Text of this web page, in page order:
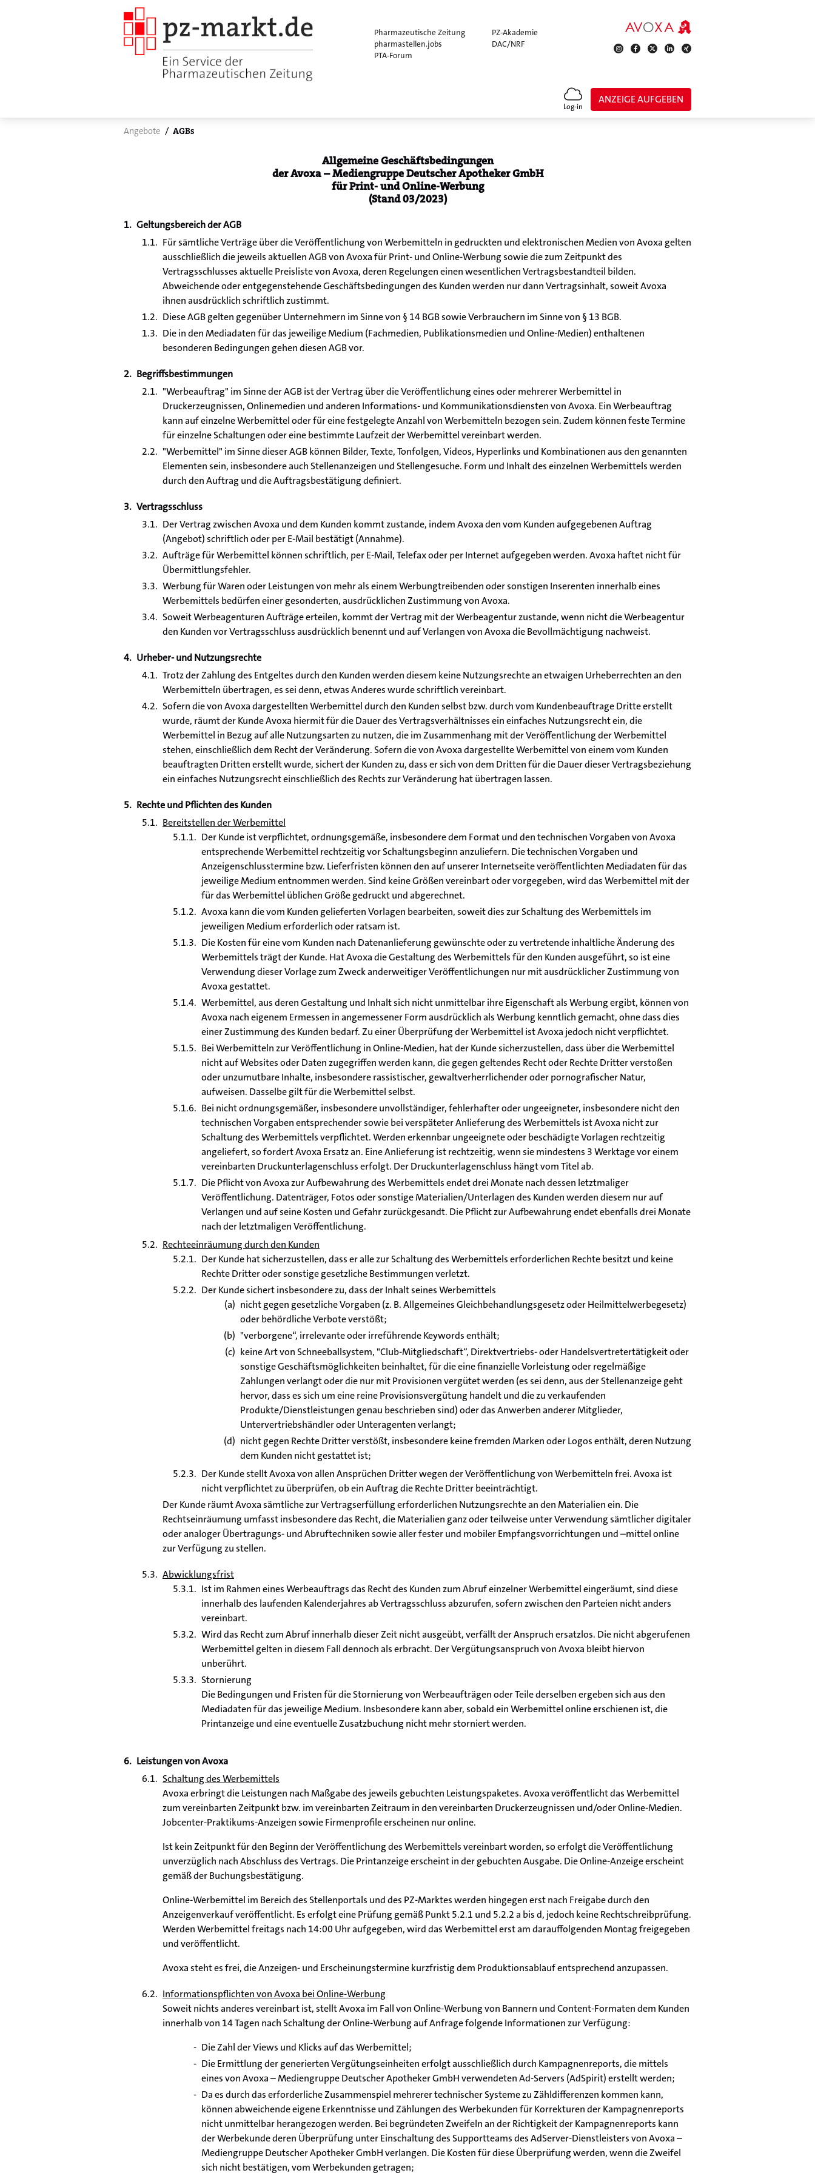
Pharmazeutische Zeitung
pharmastellen.jobs
PTA-Forum
PZ-Akademie
DAC/NRF
Log-in
ANZEIGE AUFGEBEN
Angebote AGBs
Allgemeine Geschäftsbedingungen
der Avoxa – Mediengruppe Deutscher Apotheker GmbH
für Print- und Online-Werbung
(Stand 03/2023)
Geltungsbereich der AGB
Für sämtliche Verträge über die Veröffentlichung von Werbemitteln in gedruckten und elektronischen Medien von Avoxa gelten
ausschließlich die jeweils aktuellen AGB von Avoxa für Print- und Online-Werbung sowie die zum Zeitpunkt des
Vertragsschlusses aktuelle Preisliste von Avoxa, deren Regelungen einen wesentlichen Vertragsbestandteil bilden.
Abweichende oder entgegenstehende Geschäftsbedingungen des Kunden werden nur dann Vertragsinhalt, soweit Avoxa
ihnen ausdrücklich schriftlich zustimmt.
Diese AGB gelten gegenüber Unternehmern im Sinne von § 14 BGB sowie Verbrauchern im Sinne von § 13 BGB.
Die in den Mediadaten für das jeweilige Medium (Fachmedien, Publikationsmedien und Online-Medien) enthaltenen
besonderen Bedingungen gehen diesen AGB vor.
Begriffsbestimmungen
"Werbeauftrag" im Sinne der AGB ist der Vertrag über die Veröffentlichung eines oder mehrerer Werbemittel in
Druckerzeugnissen, Onlinemedien und anderen Informations- und Kommunikationsdiensten von Avoxa. Ein Werbeauftrag
kann auf einzelne Werbemittel oder für eine festgelegte Anzahl von Werbemitteln bezogen sein. Zudem können feste Termine
für einzelne Schaltungen oder eine bestimmte Laufzeit der Werbemittel vereinbart werden.
"Werbemittel" im Sinne dieser AGB können Bilder, Texte, Tonfolgen, Videos, Hyperlinks und Kombinationen aus den genannten
Elementen sein, insbesondere auch Stellenanzeigen und Stellengesuche. Form und Inhalt des einzelnen Werbemittels werden
durch den Auftrag und die Auftragsbestätigung definiert.
Vertragsschluss
Der Vertrag zwischen Avoxa und dem Kunden kommt zustande, indem Avoxa den vom Kunden aufgegebenen Auftrag
(Angebot) schriftlich oder per E-Mail bestätigt (Annahme).
Aufträge für Werbemittel können schriftlich, per E-Mail, Telefax oder per Internet aufgegeben werden. Avoxa haftet nicht für
Übermittlungsfehler.
Werbung für Waren oder Leistungen von mehr als einem Werbungtreibenden oder sonstigen Inserenten innerhalb eines
Werbemittels bedürfen einer gesonderten, ausdrücklichen Zustimmung von Avoxa.
Soweit Werbeagenturen Aufträge erteilen, kommt der Vertrag mit der Werbeagentur zustande, wenn nicht die Werbeagentur
den Kunden vor Vertragsschluss ausdrücklich benennt und auf Verlangen von Avoxa die Bevollmächtigung nachweist.
Urheber- und Nutzungsrechte
Trotz der Zahlung des Entgeltes durch den Kunden werden diesem keine Nutzungsrechte an etwaigen Urheberrechten an den
Werbemitteln übertragen, es sei denn, etwas Anderes wurde schriftlich vereinbart.
Sofern die von Avoxa dargestellten Werbemittel durch den Kunden selbst bzw. durch vom Kundenbeauftrage Dritte erstellt
wurde, räumt der Kunde Avoxa hiermit für die Dauer des Vertragsverhältnisses ein einfaches Nutzungsrecht ein, die
Werbemittel in Bezug auf alle Nutzungsarten zu nutzen, die im Zusammenhang mit der Veröffentlichung der Werbemittel
stehen, einschließlich dem Recht der Veränderung. Sofern die von Avoxa dargestellte Werbemittel von einem vom Kunden
beauftragten Dritten erstellt wurde, sichert der Kunden zu, dass er sich von dem Dritten für die Dauer dieser Vertragsbeziehung
ein einfaches Nutzungsrecht einschließlich des Rechts zur Veränderung hat übertragen lassen.
Rechte und Pflichten des Kunden
Bereitstellen der Werbemittel
Der Kunde ist verpflichtet, ordnungsgemäße, insbesondere dem Format und den technischen Vorgaben von Avoxa
entsprechende Werbemittel rechtzeitig vor Schaltungsbeginn anzuliefern. Die technischen Vorgaben und
Anzeigenschlusstermine bzw. Lieferfristen können den auf unserer Internetseite veröffentlichten Mediadaten für das
jeweilige Medium entnommen werden. Sind keine Größen vereinbart oder vorgegeben, wird das Werbemittel mit der
für das Werbemittel üblichen Größe gedruckt und abgerechnet.
Avoxa kann die vom Kunden gelieferten Vorlagen bearbeiten, soweit dies zur Schaltung des Werbemittels im
jeweiligen Medium erforderlich oder ratsam ist.
Die Kosten für eine vom Kunden nach Datenanlieferung gewünschte oder zu vertretende inhaltliche Änderung des
Werbemittels trägt der Kunde. Hat Avoxa die Gestaltung des Werbemittels für den Kunden ausgeführt, so ist eine
Verwendung dieser Vorlage zum Zweck anderweitiger Veröffentlichungen nur mit ausdrücklicher Zustimmung von
Avoxa gestattet.
Werbemittel, aus deren Gestaltung und Inhalt sich nicht unmittelbar ihre Eigenschaft als Werbung ergibt, können von
Avoxa nach eigenem Ermessen in angemessener Form ausdrücklich als Werbung kenntlich gemacht, ohne dass dies
einer Zustimmung des Kunden bedarf. Zu einer Überprüfung der Werbemittel ist Avoxa jedoch nicht verpflichtet.
Bei Werbemitteln zur Veröffentlichung in Online-Medien, hat der Kunde sicherzustellen, dass über die Werbemittel
nicht auf Websites oder Daten zugegriffen werden kann, die gegen geltendes Recht oder Rechte Dritter verstoßen
oder unzumutbare Inhalte, insbesondere rassistischer, gewaltverherrlichender oder pornografischer Natur,
aufweisen. Dasselbe gilt für die Werbemittel selbst.
Bei nicht ordnungsgemäßer, insbesondere unvollständiger, fehlerhafter oder ungeeigneter, insbesondere nicht den
technischen Vorgaben entsprechender sowie bei verspäteter Anlieferung des Werbemittels ist Avoxa nicht zur
Schaltung des Werbemittels verpflichtet. Werden erkennbar ungeeignete oder beschädigte Vorlagen rechtzeitig
angeliefert, so fordert Avoxa Ersatz an. Eine Anlieferung ist rechtzeitig, wenn sie mindestens 3 Werktage vor einem
vereinbarten Druckunterlagenschluss erfolgt. Der Druckunterlagenschluss hängt vom Titel ab.
Die Pflicht von Avoxa zur Aufbewahrung des Werbemittels endet drei Monate nach dessen letztmaliger
Veröffentlichung. Datenträger, Fotos oder sonstige Materialien/Unterlagen des Kunden werden diesem nur auf
Verlangen und auf seine Kosten und Gefahr zurückgesandt. Die Pflicht zur Aufbewahrung endet ebenfalls drei Monate
nach der letztmaligen Veröffentlichung.
Rechteeinräumung durch den Kunden
Der Kunde hat sicherzustellen, dass er alle zur Schaltung des Werbemittels erforderlichen Rechte besitzt und keine
Rechte Dritter oder sonstige gesetzliche Bestimmungen verletzt.
Der Kunde sichert insbesondere zu, dass der Inhalt seines Werbemittels
nicht gegen gesetzliche Vorgaben (z. B. Allgemeines Gleichbehandlungsgesetz oder Heilmittelwerbegesetz)
oder behördliche Verbote verstößt;
"verborgene“, irrelevante oder irreführende Keywords enthält;
keine Art von Schneeballsystem, "Club-Mitgliedschaft“, Direktvertriebs- oder Handelsvertretertätigkeit oder
sonstige Geschäftsmöglichkeiten beinhaltet, für die eine finanzielle Vorleistung oder regelmäßige
Zahlungen verlangt oder die nur mit Provisionen vergütet werden (es sei denn, aus der Stellenanzeige geht
hervor, dass es sich um eine reine Provisionsvergütung handelt und die zu verkaufenden
Produkte/Dienstleistungen genau beschrieben sind) oder das Anwerben anderer Mitglieder,
Untervertriebshändler oder Unteragenten verlangt;
nicht gegen Rechte Dritter verstößt, insbesondere keine fremden Marken oder Logos enthält, deren Nutzung
dem Kunden nicht gestattet ist;
Der Kunde stellt Avoxa von allen Ansprüchen Dritter wegen der Veröffentlichung von Werbemitteln frei. Avoxa ist
nicht verpflichtet zu überprüfen, ob ein Auftrag die Rechte Dritter beeinträchtigt.
Der Kunde räumt Avoxa sämtliche zur Vertragserfüllung erforderlichen Nutzungsrechte an den Materialien ein. Die
Rechtseinräumung umfasst insbesondere das Recht, die Materialien ganz oder teilweise unter Verwendung sämtlicher digitaler
oder analoger Übertragungs- und Abruftechniken sowie aller fester und mobiler Empfangsvorrichtungen und –mittel online
zur Verfügung zu stellen.
Abwicklungsfrist
Ist im Rahmen eines Werbeauftrags das Recht des Kunden zum Abruf einzelner Werbemittel eingeräumt, sind diese
innerhalb des laufenden Kalenderjahres ab Vertragsschluss abzurufen, sofern zwischen den Parteien nicht anders
vereinbart.
Wird das Recht zum Abruf innerhalb dieser Zeit nicht ausgeübt, verfällt der Anspruch ersatzlos. Die nicht abgerufenen
Werbemittel gelten in diesem Fall dennoch als erbracht. Der Vergütungsanspruch von Avoxa bleibt hiervon
unberührt.
Stornierung
Die Bedingungen und Fristen für die Stornierung von Werbeaufträgen oder Teile derselben ergeben sich aus den
Mediadaten für das jeweilige Medium. Insbesondere kann aber, sobald ein Werbemittel online erschienen ist, die
Printanzeige und eine eventuelle Zusatzbuchung nicht mehr storniert werden.
Leistungen von Avoxa
Schaltung des Werbemittels
Avoxa erbringt die Leistungen nach Maßgabe des jeweils gebuchten Leistungspaketes. Avoxa veröffentlicht das Werbemittel
zum vereinbarten Zeitpunkt bzw. im vereinbarten Zeitraum in den vereinbarten Druckerzeugnissen und/oder Online-Medien.
Jobcenter-Praktikums-Anzeigen sowie Firmenprofile erscheinen nur online.
Ist kein Zeitpunkt für den Beginn der Veröffentlichung des Werbemittels vereinbart worden, so erfolgt die Veröffentlichung
unverzüglich nach Abschluss des Vertrags. Die Printanzeige erscheint in der gebuchten Ausgabe. Die Online-Anzeige erscheint
gemäß der Buchungsbestätigung.
Online-Werbemittel im Bereich des Stellenportals und des PZ-Marktes werden hingegen erst nach Freigabe durch den
Anzeigenverkauf veröffentlicht. Es erfolgt eine Prüfung gemäß Punkt 5.2.1 und 5.2.2 a bis d, jedoch keine Rechtschreibprüfung.
Werden Werbemittel freitags nach 14:00 Uhr aufgegeben, wird das Werbemittel erst am darauffolgenden Montag freigegeben
und veröffentlicht.
Avoxa steht es frei, die Anzeigen- und Erscheinungstermine kurzfristig dem Produktionsablauf entsprechend anzupassen.
Informationspflichten von Avoxa bei Online-Werbung
Soweit nichts anderes vereinbart ist, stellt Avoxa im Fall von Online-Werbung von Bannern und Content-Formaten dem Kunden
innerhalb von 14 Tagen nach Schaltung der Online-Werbung auf Anfrage folgende Informationen zur Verfügung:
Die Zahl der Views und Klicks auf das Werbemittel;
Die Ermittlung der generierten Vergütungseinheiten erfolgt ausschließlich durch Kampagnenreports, die mittels
eines von Avoxa – Mediengruppe Deutscher Apotheker GmbH verwendeten Ad-Servers (AdSpirit) erstellt werden;
Da es durch das erforderliche Zusammenspiel mehrerer technischer Systeme zu Zähldifferenzen kommen kann,
können abweichende eigene Erkenntnisse und Zählungen des Werbekunden für Korrekturen der Kampagnenreports
nicht unmittelbar herangezogen werden. Bei begründeten Zweifeln an der Richtigkeit der Kampagnenreports kann
der Werbekunde deren Überprüfung unter Einschaltung des Supportteams des AdServer-Dienstleisters von Avoxa –
Mediengruppe Deutscher Apotheker GmbH verlangen. Die Kosten für diese Überprüfung werden, wenn die Zweifel
sich nicht bestätigen, vom Werbekunden getragen;